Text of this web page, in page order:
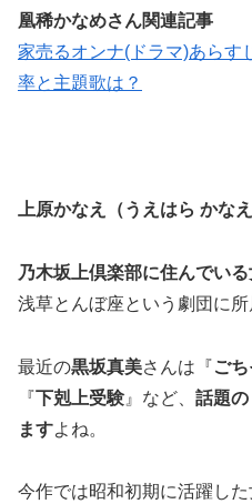
凰稀かなめさん関連記事
家売るオンナ(ドラマ)あらす
率と主題歌は？
上原かなえ（うえはら かな
乃木坂上倶楽部に住んでい
浅草とんぼ座という劇団に所
最近の黒坂真美さんは『ご
『下剋上受験 』など、 話題
ますよね。
今作では昭和初期に活躍し